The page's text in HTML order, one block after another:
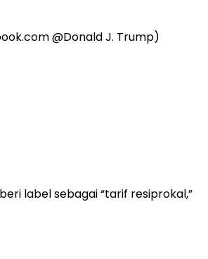
label sebagai “tarif resiprokal,”